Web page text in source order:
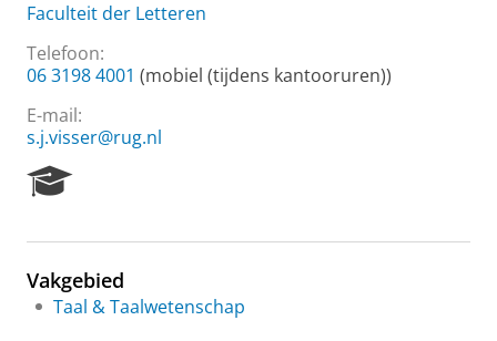
Faculteit der Letteren
Telefoon:
06 3198 4001 (mobiel (tijdens kantooruren))
E-mail:
s.j.visser@rug.nl
e
r
c
Vakgebied
Taal & Taalwetenschap